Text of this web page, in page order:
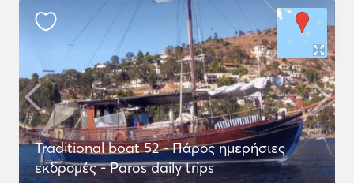
Traditional boat 52 - Πάρος ημερήσιες
εκδρομές - Paros daily trips